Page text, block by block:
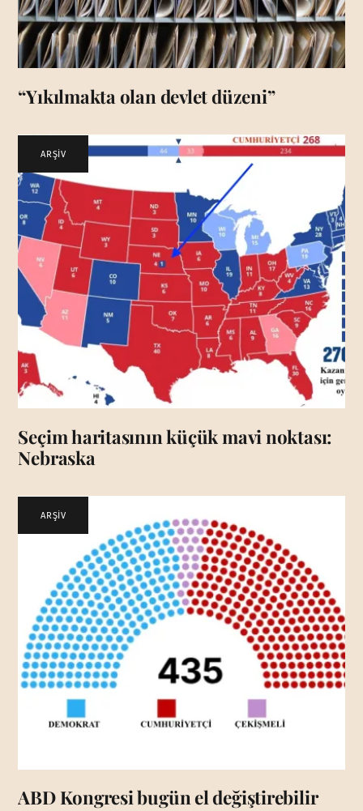
“Yıkılmakta olan devlet düzeni”
ARŞİV
Seçim haritasının küçük mavi noktası:
Nebraska
ARŞİV
ABD Kongresi bugün el değiştirebilir